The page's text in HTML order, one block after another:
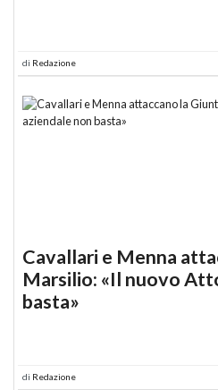
di Redazione
Cavallari e Menna
Marsilio: «Il nuovo
basta»
di Redazione